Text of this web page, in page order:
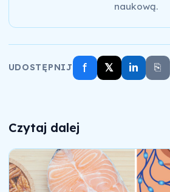
naukową.
UDOSTĘPNIJ f 𝕏 in ⎘
Czytaj dalej